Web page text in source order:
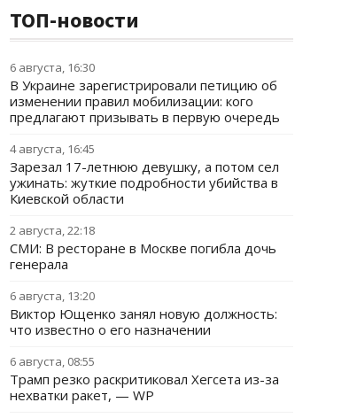
ТОП-новости
6 августа, 16:30
В Украине зарегистрировали петицию об
изменении правил мобилизации: кого
предлагают призывать в первую очередь
4 августа, 16:45
Зарезал 17-летнюю девушку, а потом сел
ужинать: жуткие подробности убийства в
Киевской области
2 августа, 22:18
СМИ: В ресторане в Москве погибла дочь
генерала
6 августа, 13:20
Виктор Ющенко занял новую должность:
что известно о его назначении
6 августа, 08:55
Трамп резко раскритиковал Хегсета из-за
нехватки ракет, — WP